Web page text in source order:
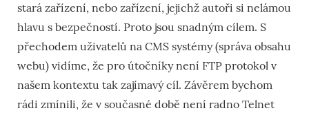
stará zařízení, nebo zařízení, jejichž autoři si nelámou
hlavu s bezpečností. Proto jsou snadným cílem. S
přechodem uživatelů na CMS systémy (správa obsahu
webu) vidíme, že pro útočníky není FTP protokol v
našem kontextu tak zajímavý cíl. Závěrem bychom
rádi zmínili, že v současné době není radno Telnet